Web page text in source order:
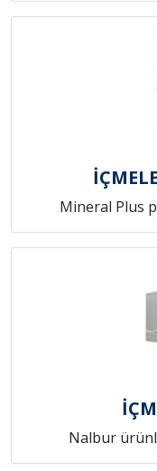
Mineral Plus
Nalbur